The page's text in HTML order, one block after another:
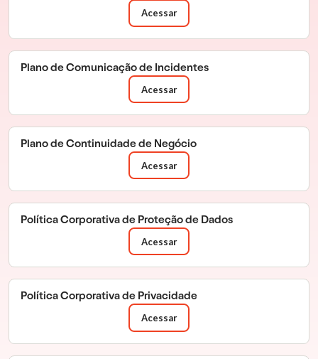
Acessar
Plano de Comunicação de Incidentes
Acessar
Plano de Continuidade de Negócio
Acessar
Política Corporativa de Proteção de Dados
Acessar
Política Corporativa de Privacidade
Acessar